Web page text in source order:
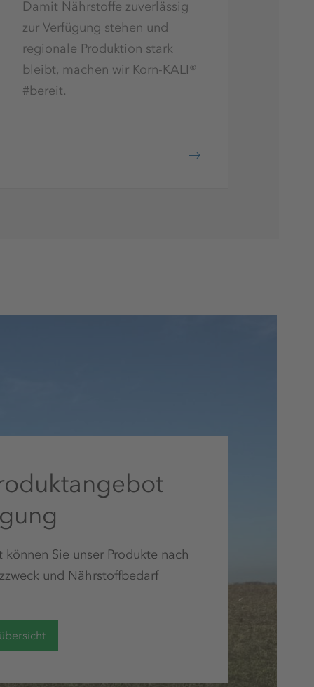
Damit Nährstoffe zuverlässig
zur Verfügung stehen und
regionale Produktion stark
bleibt, machen wir Korn-KALI®
#bereit.
können Sie unser Produkte nach
und Nährstoffbedarf